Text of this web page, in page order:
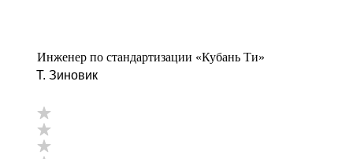
Инженер по стандартизации «Кубань Ти»
Т. Зиновик